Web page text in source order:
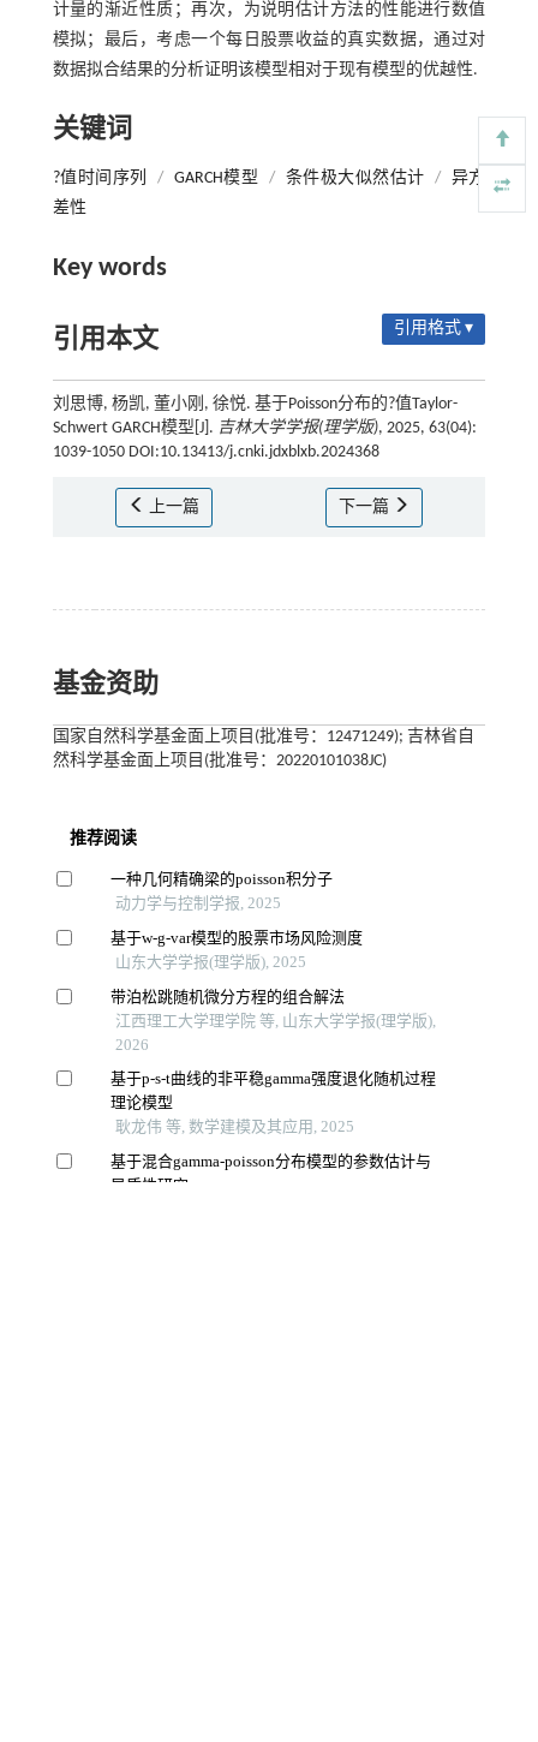
计量的渐近性质；再次，为说明估计方法的性能进行数值
模拟；最后，考虑一个每日股票收益的真实数据，通过对
数据拟合结果的分析证明该模型相对于现有模型的优越性.
关键词
?值时间序列 / GARCH模型 / 条件极大似然估计 / 异方
差性
Key words
引用本文 引用格式 ▾
刘思博, 杨凯, 董小刚, 徐悦. 基于Poisson分布的?值Taylor-
Schwert GARCH模型[J]. 吉林大学学报(理学版), 2025, 63(04):
1039-1050 DOI:10.13413/j.cnki.jdxblxb.2024368
上一篇 下一篇
基金资助
国家自然科学基金面上项目(批准号：12471249); 吉林省自
然科学基金面上项目(批准号：20220101038JC)